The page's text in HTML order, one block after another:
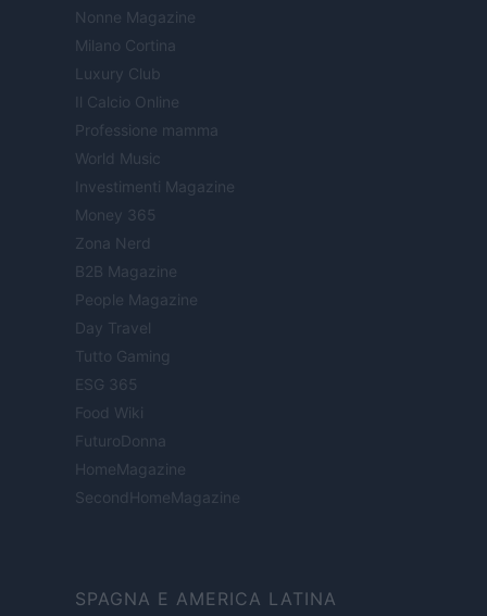
Nonne Magazine
Milano Cortina
Luxury Club
Il Calcio Online
Professione mamma
World Music
Investimenti Magazine
Money 365
Zona Nerd
B2B Magazine
People Magazine
Day Travel
Tutto Gaming
ESG 365
Food Wiki
FuturoDonna
HomeMagazine
SecondHomeMagazine
SPAGNA E AMERICA LATINA